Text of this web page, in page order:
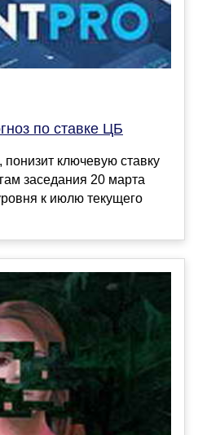
по ставке ЦБ
ключевую ставку
заседания 20 марта
к июлю текущего